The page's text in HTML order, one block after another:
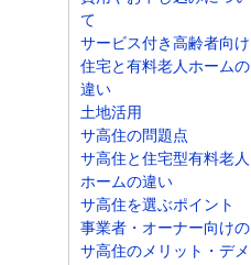
て
サービス付き高齢者向け
住宅と有料老人ホームの
違い
土地活用
サ高住の問題点
サ高住と住宅型有料老人
ホームの違い
サ高住を選ぶポイント
事業者・オーナー向けの
サ高住のメリット・デメ